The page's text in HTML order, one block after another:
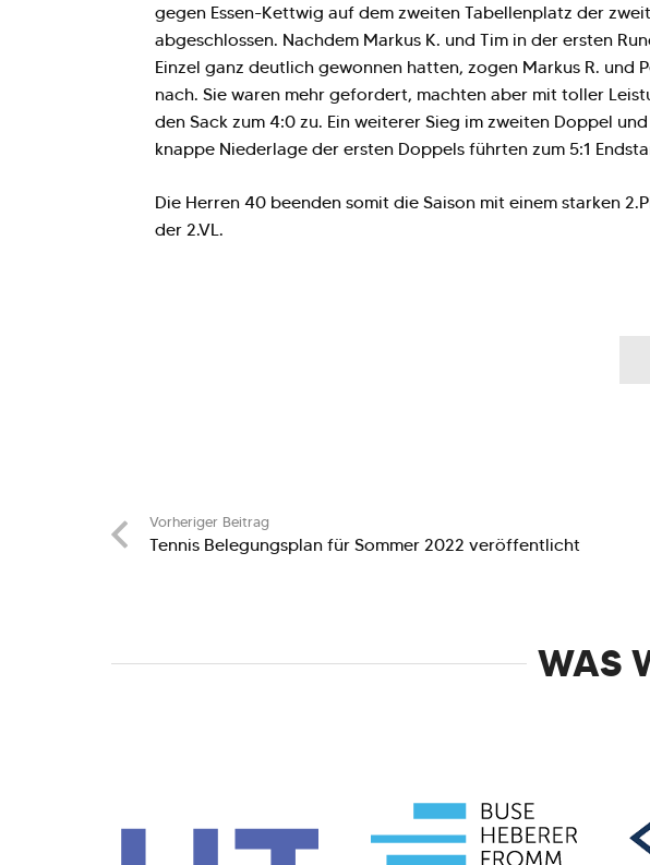
gegen Essen-Kettwig auf dem zweiten Tabellenplatz der
abgeschlossen. Nachdem Markus K. und Tim in der ersten
Einzel ganz deutlich gewonnen hatten, zogen Markus R. und
nach. Sie waren mehr gefordert, machten aber mit toller
den Sack zum 4:0 zu. Ein weiterer Sieg im zweiten Doppel
knappe Niederlage der ersten Doppels führten zum 5:1
Die Herren 40 beenden somit die Saison mit einem starken
der 2.VL.
Vorheriger Beitrag
Tennis Belegungsplan für Sommer 2022 veröffentlicht
WAS